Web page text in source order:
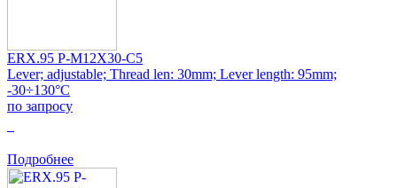
ERX.95 P-M12X30-C5
Lever; adjustable; Thread len: 30mm; Lever length: 95mm;
-30÷130°C
по запросу
Подробнее